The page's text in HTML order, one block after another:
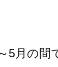
5月の間